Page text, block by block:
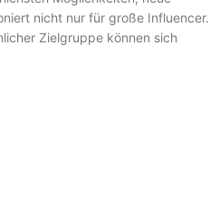
nicht nur für große Influencer.
Zielgruppe können sich